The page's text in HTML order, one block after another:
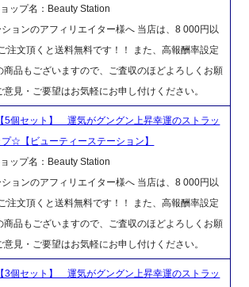
ップ名：Beauty Station
ョンのアフィリエイター様へ 当店は、8 000円以
注文頂くと送料無料です！！ また、高報酬率設定
商品もございますので、ご査収のほどよろしくお願
見・ご要望はお気軽にお申し付けください。
5個セット】 運気がグングン上昇幸運のストラッ
☆【ビューティーステーション】
ップ名：Beauty Station
ョンのアフィリエイター様へ 当店は、8 000円以
注文頂くと送料無料です！！ また、高報酬率設定
商品もございますので、ご査収のほどよろしくお願
見・ご要望はお気軽にお申し付けください。
3個セット】 運気がグングン上昇幸運のストラッ